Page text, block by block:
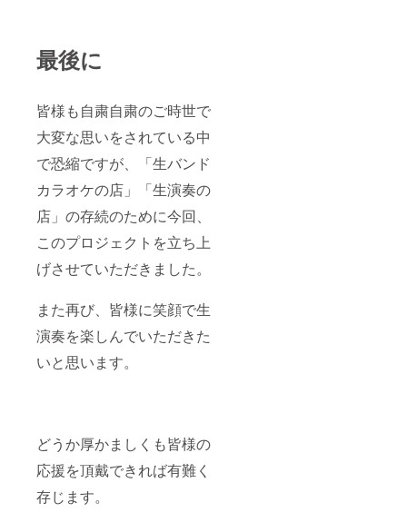
最後に
皆様も自粛自粛のご時世で
大変な思いをされている中
で恐縮ですが、「生バンド
カラオケの店」「生演奏の
店」の存続のために今回、
このプロジェクトを立ち上
げさせていただきました。
また再び、皆様に笑顔で生
演奏を楽しんでいただきた
いと思います。
どうか厚かましくも皆様の
応援を頂戴できれば有難く
存じます。